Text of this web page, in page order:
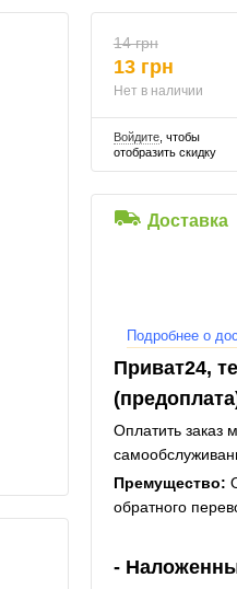
14 грн
13 грн
Нет в наличии
Войдите, чтобы
отобразить скидку
Доставка
Подробнее о
Приват24,
Оплатить заказ
Премущество:
обратного
-